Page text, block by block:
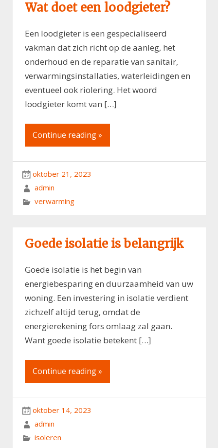
Wat doet een loodgieter?
Een loodgieter is een gespecialiseerd
vakman dat zich richt op de aanleg, het
onderhoud en de reparatie van sanitair,
verwarmingsinstallaties, waterleidingen en
eventueel ook riolering. Het woord
loodgieter komt van […]
Continue reading »
oktober 21, 2023
admin
verwarming
Goede isolatie is belangrijk
Goede isolatie is het begin van
energiebesparing en duurzaamheid van uw
woning. Een investering in isolatie verdient
zichzelf altijd terug, omdat de
energierekening fors omlaag zal gaan.
Want goede isolatie betekent […]
Continue reading »
oktober 14, 2023
admin
isoleren